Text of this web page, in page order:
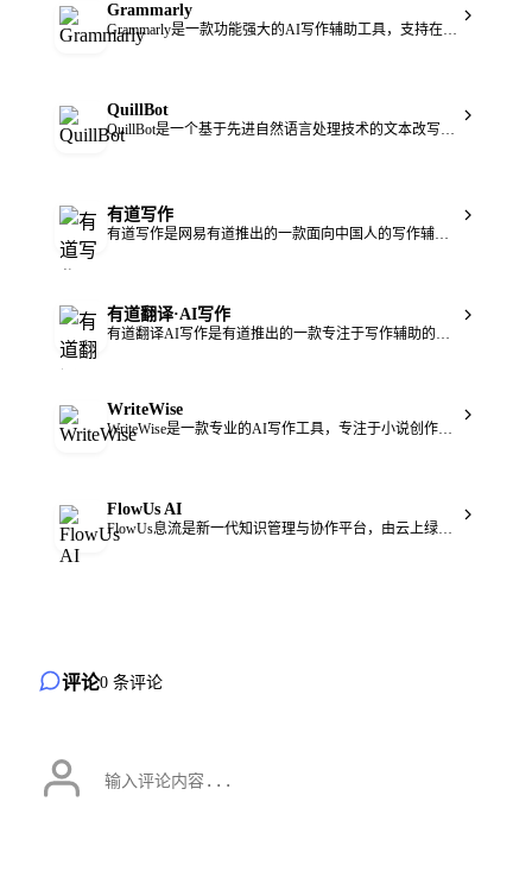
Grammarly
Grammarly是一款功能强大的AI写作辅助工具，支持在各种应用和网站上使用，为用户提供个性化的写作指导与文本生成功能。该产品背景深厚，受50,000家组织和4,000万人信赖。它的主要优点包括提高写作质量、节省时间、确保信息传达清晰专业、保护数据安全等。价格方面，提供免费、专业版和企业版多个版本，免费版可满足基本写作需求，专业版每月12美元（按年计费），企业版需联系销售获取报价，定位覆盖个人、团队及大型组织。
QuillBot
QuillBot是一个基于先进自然语言处理技术的文本改写工具。其重要性在于帮助用户快速、准确地改写文本，避免重复表述，提升内容质量。主要优点是改写效果自然流畅，有多种改写模式可选；支持词汇替换、总结文本等功能。该工具适用于学生、作家、内容创作者等人群。价格方面，提供免费版本，也有付费订阅选项，付费版可解锁更多高级功能。其背景是为满足人们在写作过程中对文本优化的需求而开发。
有道写作
有道写作是网易有道推出的一款面向中国人的写作辅助工具，旨在帮助用户提升英文写作能力。该产品基于专业的有道神经网络翻译（YNMT），拥有权威的批改体系和多领域语料库。其定位是服务于有英文写作需求的人群，从学生到职场人士都能使用。产品亮点在于更全面的批改，涵盖准确性、语言风格和清晰度等多个维度，且支持中英双语写作和手写拍照批改等功能。价格方面提供免费使用的机会。
有道翻译·AI写作
有道翻译AI写作是有道推出的一款专注于写作辅助的产品。它利用先进的人工智能技术，能够自动生成多种类型的文本内容。其重要性在于极大地提高了人们的写作效率，降低了写作门槛。主要优点包括支持多语言输入、功能丰富、多端同步等。产品背景是随着人工智能技术的发展以及人们对高效写作的需求增长而诞生。目前未提及价格信息，定位为面向广大有写作需求的人群，帮助他们更轻松、高效地完成各类写作任务。
WriteWise
WriteWise是一款专业的AI写作工具，专注于小说创作领域。它能为小说创作全流程赋能与提效，将作家的创作思路和AI智能能力结合，让创作更高效智能。该工具具有稳定可靠、云同步等优点，确保作家不丢稿。其主要优点在于采用专业写作AI大模型，能在创作各方面提供辅助。目前产品背景信息中未提及价格，从支持免费体验网页版来看，可能存在免费使用的部分，也可能有付费高级功能。产品定位是成为作家专业、懂其需求的创作助手。
FlowUs AI
FlowUs息流是新一代知识管理与协作平台，由云上绿洲（杭州）科技有限公司开发。其以云端笔记为载体，融合了在线协作文档、多维表、流程图、网盘等多种功能，覆盖移动及PC端全生态链条。这一平台为团队和个人提供了项目管理、知识库、网盘、内部工作流等一站式解决方案，能够提高工作和学习的效率。价格方面，文档中未提及，但推测可能有免费试用或付费模式。该平台定位为满足个人和团队在知识管理、协作办公等方面的需求。
评论0 条评论